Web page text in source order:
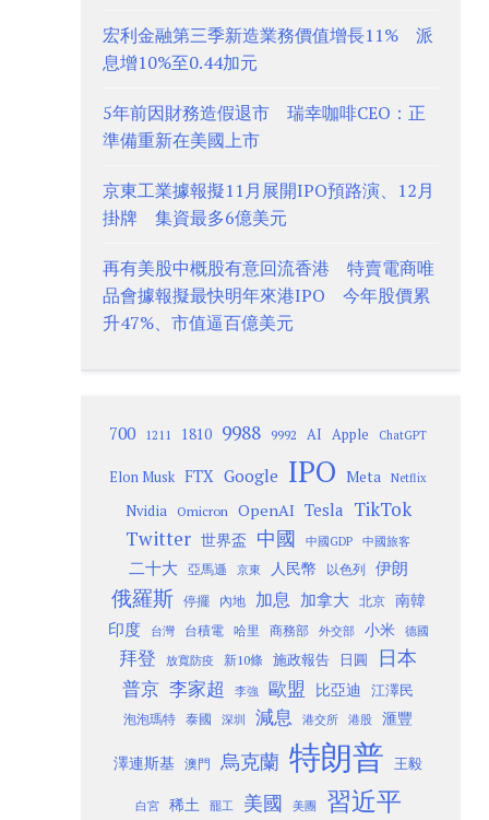
宏利金融第三季新造業務價值增長11% 派
息增10%至0.44加元
5年前因財務造假退市 瑞幸咖啡CEO：正
準備重新在美國上市
京東工業據報擬11月展開IPO預路演、12月
掛牌 集資最多6億美元
再有美股中概股有意回流香港 特賣電商唯
品會據報擬最快明年來港IPO 今年股價累
升47%、市值逼百億美元
700 1211 1810 9988 9992 AI Apple ChatGPT
Elon Musk FTX Google IPO Meta Netflix
Nvidia Omicron OpenAI Tesla TikTok
Twitter 世界盃 中國 中國GDP 中國旅客
二十大 亞馬遜 京東 人民幣 以色列 伊朗
俄羅斯 停擺 內地 加息 加拿大 北京
南韓
印度
台灣 台積電 哈里 商務部 外交部 小米 德國
拜登 放寬防疫 新10條 施政報告 日圓 日本
普京 李家超 李強 歐盟 比亞迪 江澤民
泡泡瑪特 泰國 深圳 減息 港交所 港股 滙豐
澤連斯基 澳門 烏克蘭 特朗普 王毅
白宮 稀土 罷工 美國 美團 習近平